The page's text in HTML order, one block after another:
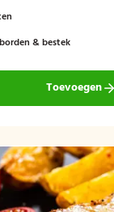
& bestek
Toevoegen